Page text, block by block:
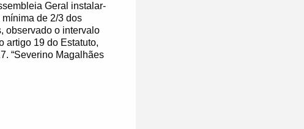
Geral instalar-
de 2/3 dos
observado o intervalo
artigo 19 do Estatuto,
“Severino Magalhães